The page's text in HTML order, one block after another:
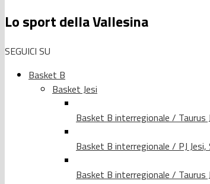
Lo sport della Vallesina
SEGUICI SU
Basket B
Basket Jesi
Basket B interregionale / Taurus
Basket B interregionale / PJ
Basket B interregionale / Taurus